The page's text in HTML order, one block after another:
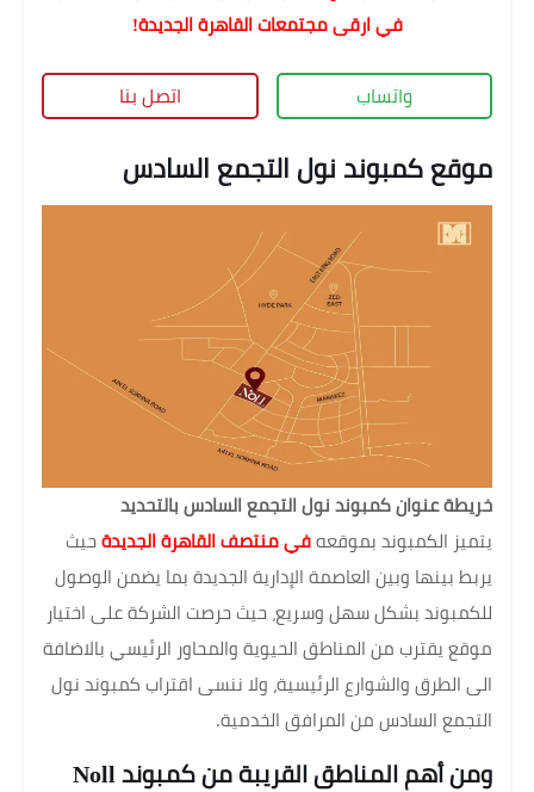
في ارقى مجتمعات القاهرة الجديدة!
واتساب اتصل بنا
موقع كمبوند نول التجمع السادس
خريطة عنوان كمبوند نول التجمع السادس بالتحديد
يتميز الكمبوند بموقعه في منتصف القاهرة الجديدة حيث
يربط بينها وبين العاصمة الإدارية الجديدة بما يضمن الوصول
للكمبوند بشكل سهل وسريع، حيث حرصت الشركة على اختيار
موقع يقترب من المناطق الحيوية والمحاور الرئيسي بالاضافة
الى الطرق والشوارع الرئيسية، ولا ننسى اقتراب كمبوند نول
التجمع السادس من المرافق الخدمية.
ومن أهم المناطق القريبة من كمبوند Noll